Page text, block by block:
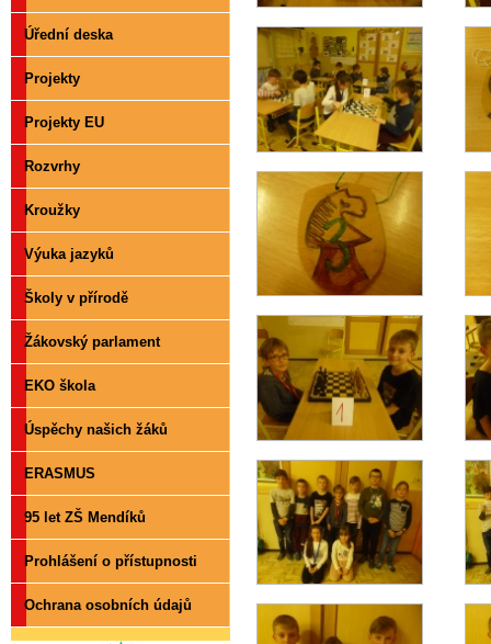
Úřední deska
Projekty
Projekty EU
Rozvrhy
Kroužky
Výuka jazyků
Školy v přírodě
Žákovský parlament
EKO škola
Úspěchy našich žáků
ERASMUS
95 let ZŠ Mendíků
Prohlášení o přístupnosti
Ochrana osobních údajů